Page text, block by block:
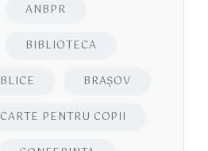
ANBPR
BIBLIOTECA
BRAŞOV
CARTE PENTRU COPII